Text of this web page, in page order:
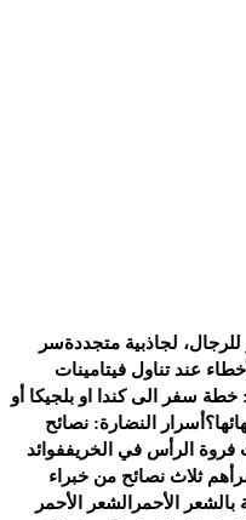
لجاذبية متجددةسر
عند تناول فيتامينات
سفر الى كندا او بلجيكا أو
أسرار النضارة: نصائح
الرأس في الخريففوائد
أهم ثلاث نصائح من خبراء
الأحمر الشعر الأحمر